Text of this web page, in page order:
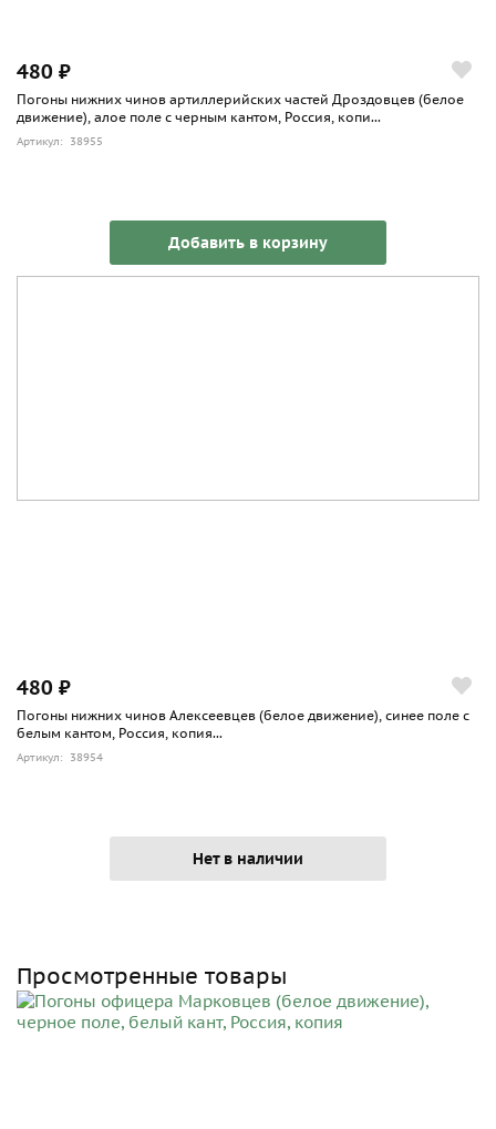
480 ₽
Погоны нижних чинов артиллерийских частей Дроздовцев (белое
движение), алое поле с черным кантом, Россия, копи...
Артикул: 38955
Добавить в корзину
480 ₽
Погоны нижних чинов Алексеевцев (белое движение), синее поле с
белым кантом, Россия, копия...
Артикул: 38954
Нет в наличии
Просмотренные товары